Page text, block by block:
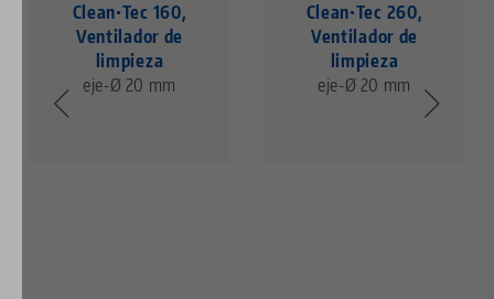
Clean•Tec 160,
Ventilador de
limpieza
eje-Ø 20 mm
Clean•Tec 260,
Ventilador de
limpieza
eje-Ø 20 mm